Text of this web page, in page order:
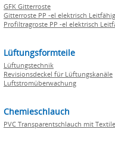
GFK Gitterroste
Gitterroste PP -el elektrisch Leitfähig
Profiltragroste PP -el elektrisch
Lüftungsformteile
Lüftungstechnik
Revisionsdeckel für Lüftungskanäle
Luftstromüberwachung
Chemieschlauch
PVC Transparentschlauch mit